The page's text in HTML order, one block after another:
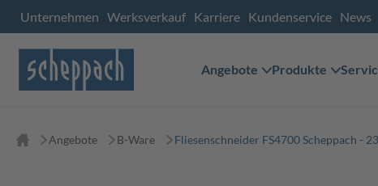
Unternehmen Werksverkauf Karriere Kundenservice News
Angebote Produkte
Angebote B-Ware Fliesenschneider FS4700 Scheppach -